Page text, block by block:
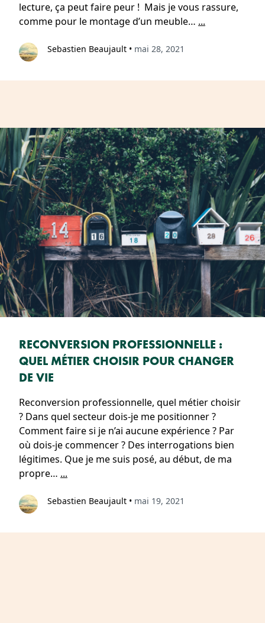
lecture, ça peut faire peur ! Mais je vous rassure,
comme pour le montage d’un meuble… ...
Sebastien Beaujault • mai 28, 2021
RECONVERSION PROFESSIONNELLE :
QUEL MÉTIER CHOISIR POUR CHANGER
DE VIE
Reconversion professionnelle, quel métier choisir
? Dans quel secteur dois-je me positionner ?
Comment faire si je n’ai aucune expérience ? Par
où dois-je commencer ? Des interrogations bien
légitimes. Que je me suis posé, au début, de ma
propre… ...
Sebastien Beaujault • mai 19, 2021